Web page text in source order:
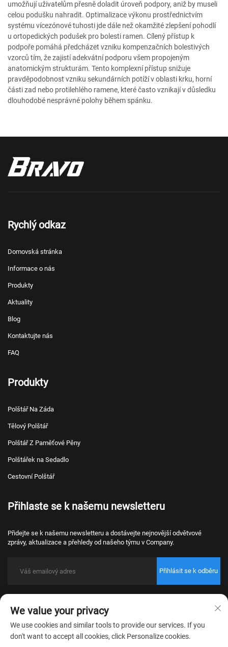
umožňují uživatelům přesně doladit úroveň podpory, aniž by museli
celou podušku nahradit. Optimalizace výkonu prostřednictvím
systému vícezónové tuhosti jde dále než okamžité zlepšení pohodlí
u ortopedických podušek pro bolesti ramen. Cílený přístup k
podpoře pomáhá předcházet vzniku kompenzačních bolestivých
vzorců tím, že zajistí adekvátní podporu všem propojeným
anatomickým strukturám. Tento komplexní přístup snižuje
pravděpodobnost vzniku sekundárních potíží v oblasti krku, horní
části zad nebo protilehlého ramene, které často vznikají v důsledku
dlouhodobé nesprávné polohy během spánku.
Rychlý odkaz
Domovská stránka
Informace o nás
Produkty
Aktuality
Blog
Kontaktujte nás
FAQ
Produkty
Polštář Na Záda
Tělový Polštář
Polštář Z Paměťové Pěny
Polštářek na Sedadlo
Cestovní Polštář
Přihlaste se k našemu newsletteru
Přidejte se k našemu newsletteru a dostávejte nejnovější odvětvové
zprávy, aktualizace a přehledy od našeho týmu v Company.
Přihlásit se k odběru
práva vyhrazena.
Zásady ochrany osobních údajů
We value your privacy
We use cookies and similar tools to provide our services. If you
don't want to accept all cookies, click Personalize cookies.